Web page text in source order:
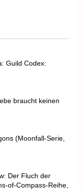
Guild Codex:
braucht keinen
(Moonfall-Serie,
Der Fluch der
of-Compass-Reihe,